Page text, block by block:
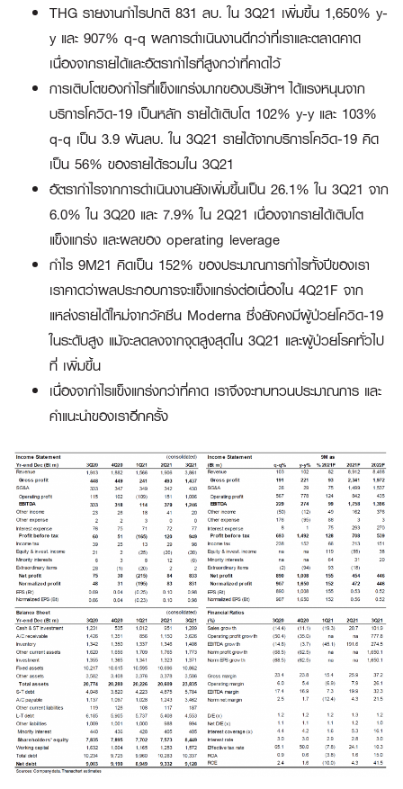
THG รายงานกำไรปกติ 831 ลบ. ใน 3Q21 เพิ่มขึ้น 1,650% y-
y และ 907% q-q ผลการดำเนินงานดีกว่าที่เราและตลาดคาด
เนื่องจากรายได้และอัตรากำไรที่สูงกว่าที่คาดไว้
การเติบโตของกำไรที่แข็งแกร่งมากของบริษัทฯ ได้แรงหนุนจาก
บริการโควิด-19 เป็นหลัก รายได้เติบโต 102% y-y และ 103%
q-q เป็น 3.9 พันลบ. ใน 3Q21 รายได้จากบริการโควิด-19 คิด
เป็น 56% ของรายได้รวมใน 3Q21
อัตรากำไรจากการดำเนินงานยังเพิ่มขึ้นเป็น 26.1% ใน 3Q21 จาก
6.0% ใน 3Q20 และ 7.9% ใน 2Q21 เนื่องจากรายได้เติบโต
แข็งแกร่ง และผลของ operating leverage
กำไร 9M21 คิดเป็น 152% ของประมาณการกำไรทั้งปีของเรา
เราคาดว่าผลประกอบการจะแข็งแกร่งต่อเนื่องใน 4Q21F จาก
แหล่งรายได้ใหม่จากวัคซีน Moderna ซึ่งยังคงมีผู้ป่วยโควิด-19
ในระดับสูง แม้จะลดลงจากจุดสูงสุดใน 3Q21 และผู้ป่วยโรคทั่วไป
ที่ เพิ่มขึ้น
เนื่องจากำไรแข็งแกร่งกว่าที่คาด เราจึงจะทบทวนประมาณการ และ
คำแนะนำของเราอีกครั้ง